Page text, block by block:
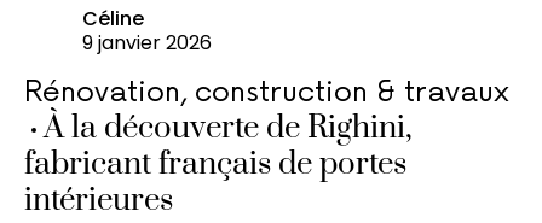
Céline
9 janvier 2026
Rénovation, construction & travaux
À la découverte de Righini,
fabricant français de portes
intérieures